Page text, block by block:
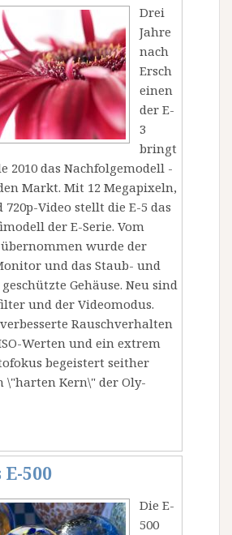
Drei
Jahre
nach
Ersch
einen
der E-
3
bringt
2010 das Nachfolgemodell -
Markt. Mit 12 Megapixeln,
Video stellt die E-5 das
der E-Serie. Vom
wurde der
und das Staub- und
Gehäuse. Neu sind
und der Videomodus.
Rauschverhalten
Werten und ein extrem
begeistert seither
\"harten Kern\" der Oly-
500
Die E-
500